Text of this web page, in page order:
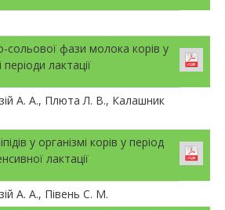
фази молока корів у
періоди лактації
А. А., Плюта Л. В., Калашник
у організмі корів у період
лактації
А. А., Півень С. М.